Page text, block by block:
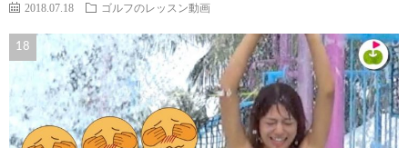
2018.07.18 ゴルフのレッスン動画